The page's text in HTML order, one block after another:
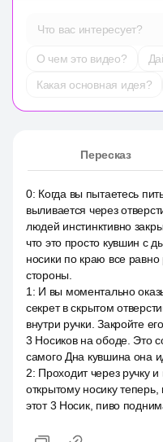
Что вас интересует?
О чем это видео?
Какая основная идея?
Пересказ
0: Когда вы пытаетесь
выливается через
людей инстинктивно
что это просто кувшин с
носики по краю все
стороны.
1 : И вы моментально
секрет в скрытом
внутри ручки. Закройте
3 Носиков на ободе. Это
самого Дна кувшина она
2: Проходит через ручку
открытому носику теперь,
этот 3 Носик, пиво